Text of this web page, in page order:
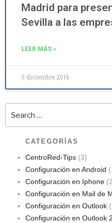
Madrid para
Sevilla a las
LEER MÁS »
5 diciembre 2016
CATEGORÍAS
CentroRed-Tips (3)
Configuración en Android
Configuración en Iphone
Configuración en Mail de
Configuración en Outlook
Configuración en Outlook